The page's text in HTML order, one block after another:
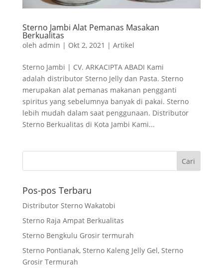
Sterno Jambi Alat Pemanas Masakan
Berkualitas
oleh admin | Okt 2, 2021 | Artikel
Sterno Jambi | CV. ARKACIPTA ABADI Kami
adalah distributor Sterno Jelly dan Pasta. Sterno
merupakan alat pemanas makanan pengganti
spiritus yang sebelumnya banyak di pakai. Sterno
lebih mudah dalam saat penggunaan. Distributor
Sterno Berkualitas di Kota Jambi Kami...
Pos-pos Terbaru
Distributor Sterno Wakatobi
Sterno Raja Ampat Berkualitas
Sterno Bengkulu Grosir termurah
Sterno Pontianak, Sterno Kaleng Jelly Gel, Sterno
Grosir Termurah